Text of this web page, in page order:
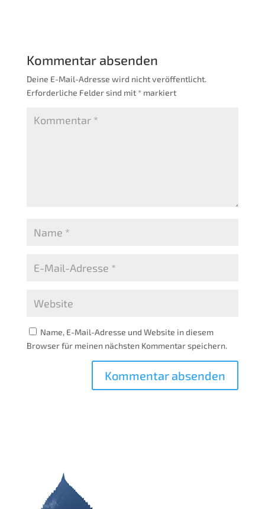
Kommentar absenden
Deine E-Mail-Adresse wird nicht veröffentlicht.
Erforderliche Felder sind mit *markiert
Name, E-Mail-Adresse und Website in diesem
Browser für meinen nächsten Kommentar speichern.